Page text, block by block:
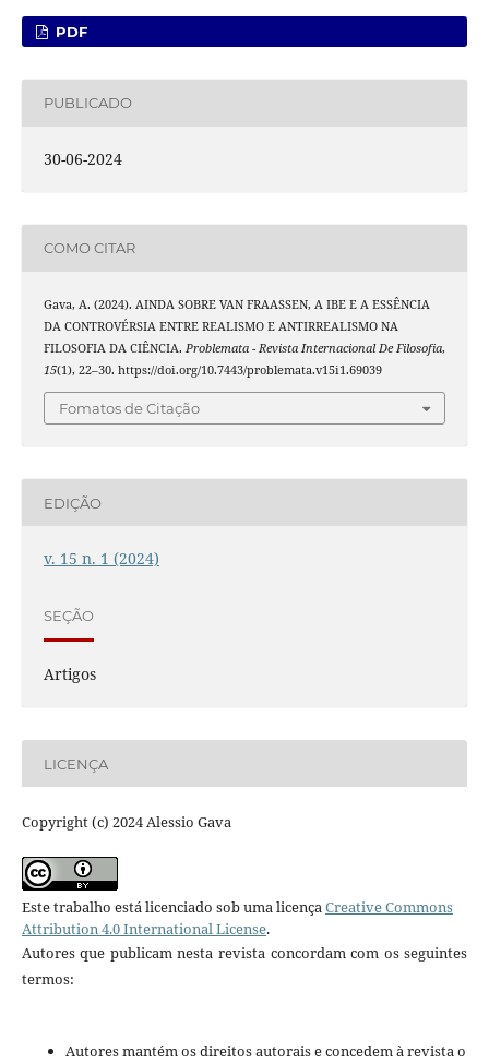
PDF
PUBLICADO
30-06-2024
COMO CITAR
Gava, A. (2024). AINDA SOBRE VAN FRAASSEN, A IBE E A ESSÊNCIA
DA CONTROVÉRSIA ENTRE REALISMO E ANTIRREALISMO NA
FILOSOFIA DA CIÊNCIA. Problemata - Revista Internacional De Filosofia,
15(1), 22–30. https://doi.org/10.7443/problemata.v15i1.69039
Fomatos de Citação
EDIÇÃO
v. 15 n. 1 (2024)
SEÇÃO
Artigos
LICENÇA
Copyright (c) 2024 Alessio Gava
Este trabalho está licenciado sob uma licençaCreative Commons
Attribution 4.0 International License.
Autores que publicam nesta revista concordam com os seguintes
termos:
Autores mantém os direitos autorais e concedem à revista o